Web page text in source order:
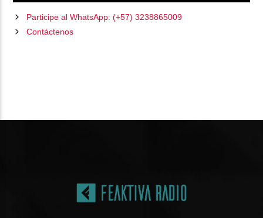
Participe al WhatsApp: (+57) 3238865009
Contáctenos